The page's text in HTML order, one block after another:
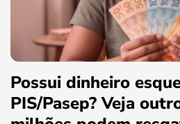
Possui dinheiro
PIS/Pasep? Veja